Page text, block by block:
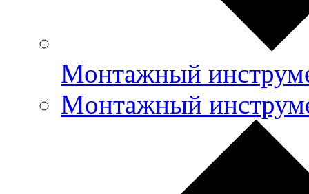
Монтажный
Mонтажный